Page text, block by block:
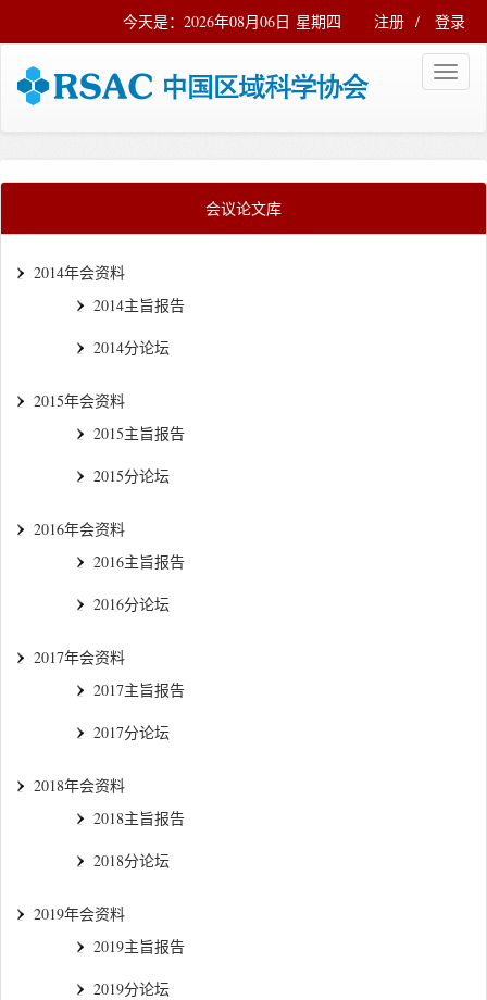
注册 / 登录
今天是：2026年08月06日 星期四
会议论文库
2014年会资料
2014主旨报告
2014分论坛
2015年会资料
2015主旨报告
2015分论坛
2016年会资料
2016主旨报告
2016分论坛
2017年会资料
2017主旨报告
2017分论坛
2018年会资料
2018主旨报告
2018分论坛
2019年会资料
2019主旨报告
2019分论坛